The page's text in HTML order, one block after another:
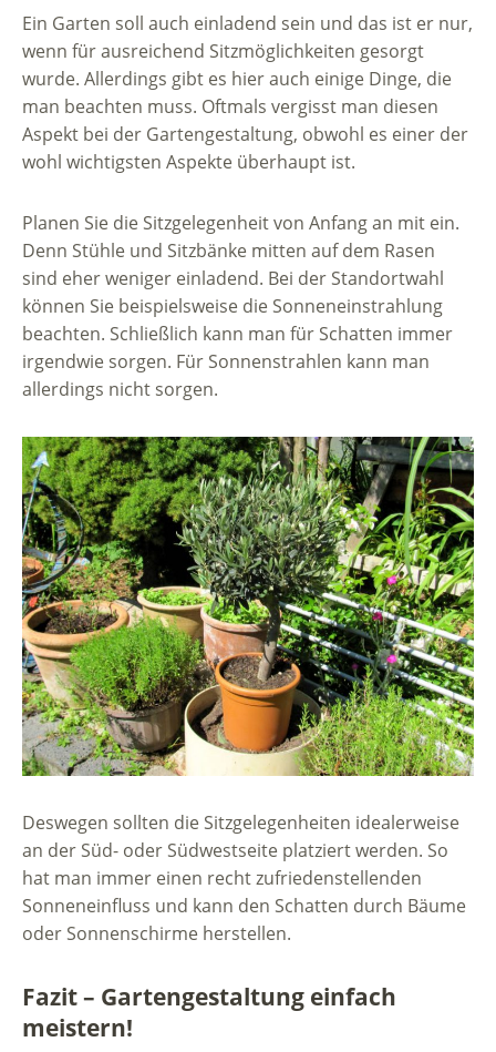
Ein Garten soll auch einladend sein und das ist er nur,
wenn für ausreichend Sitzmöglichkeiten gesorgt
wurde. Allerdings gibt es hier auch einige Dinge, die
man beachten muss. Oftmals vergisst man diesen
Aspekt bei der Gartengestaltung, obwohl es einer der
wohl wichtigsten Aspekte überhaupt ist.
Planen Sie die Sitzgelegenheit von Anfang an mit ein.
Denn Stühle und Sitzbänke mitten auf dem Rasen
sind eher weniger einladend. Bei der Standortwahl
können Sie beispielsweise die Sonneneinstrahlung
beachten. Schließlich kann man für Schatten immer
irgendwie sorgen. Für Sonnenstrahlen kann man
allerdings nicht sorgen.
Deswegen sollten die Sitzgelegenheiten idealerweise
an der Süd- oder Südwestseite platziert werden. So
hat man immer einen recht zufriedenstellenden
Sonneneinfluss und kann den Schatten durch Bäume
oder Sonnenschirme herstellen.
Fazit – Gartengestaltung einfach
meistern!